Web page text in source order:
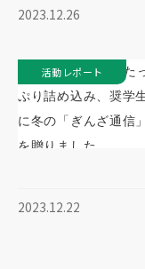
2023.12.26
2023.12.22
活動レポート